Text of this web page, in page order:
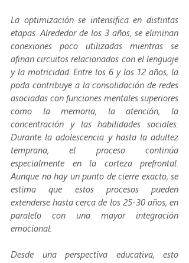
La optimización se intensifica en distintas
etapas. Alrededor de los 3 años, se eliminan
conexiones poco utilizadas mientras se
afinan circuitos relacionados con el lenguaje
y la motricidad. Entre los 6 y los 12 años, la
poda contribuye a la consolidación de redes
asociadas con funciones mentales superiores
como la memoria, la atención, la
concentración y las habilidades sociales.
Durante la adolescencia y hasta la adultez
temprana, el proceso continúa
especialmente en la corteza prefrontal.
Aunque no hay un punto de cierre exacto, se
estima que estos procesos pueden
extenderse hasta cerca de los 25-30 años, en
paralelo con una mayor integración
emocional.
Desde una perspectiva educativa, esto